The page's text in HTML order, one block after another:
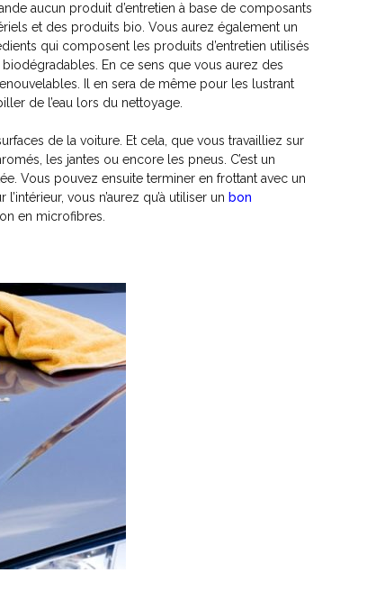
aucun produit d’entretien à base de composants
et des produits bio. Vous aurez également un
qui composent les produits d’entretien utilisés
En ce sens que vous aurez des
Il en sera de même pour les lustrant
de l’eau lors du nettoyage.
de la voiture. Et cela, que vous travailliez sur
les jantes ou encore les pneus. C’est un
Vous pouvez ensuite terminer en frottant avec un
vous n’aurez qu’à utiliser un bon
en microfibres.